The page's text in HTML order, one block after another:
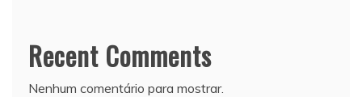
Recent Comments
Nenhum comentário para mostrar.